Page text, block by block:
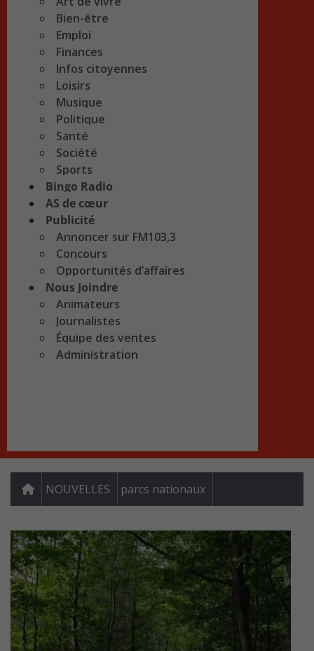
Bien-être
Emploi
Finances
Infos citoyennes
Loisirs
Musique
Politique
Santé
Société
Sports
Bingo Radio
AS de cœur
Publicité
Annoncer sur FM103,3
Concours
Opportunités d’affaires
Nous Joindre
Animateurs
Journalistes
Équipe des ventes
Administration
NOUVELLES parcs nationaux